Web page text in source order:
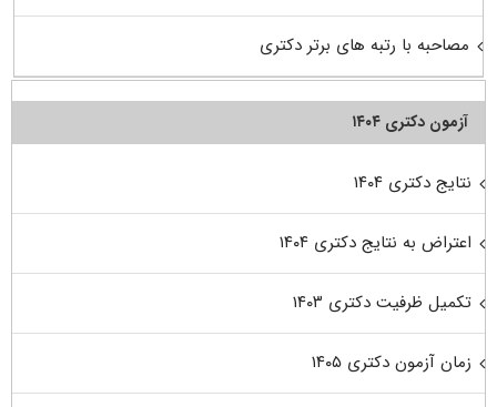
مصاحبه با رتبه های برتر دکتری
آزمون دکتری ۱۴۰۴
نتایج دکتری ۱۴۰۴
اعتراض به نتایج دکتری ۱۴۰۴
تکمیل ظرفیت دکتری ۱۴۰۳
زمان آزمون دکتری ۱۴۰۵